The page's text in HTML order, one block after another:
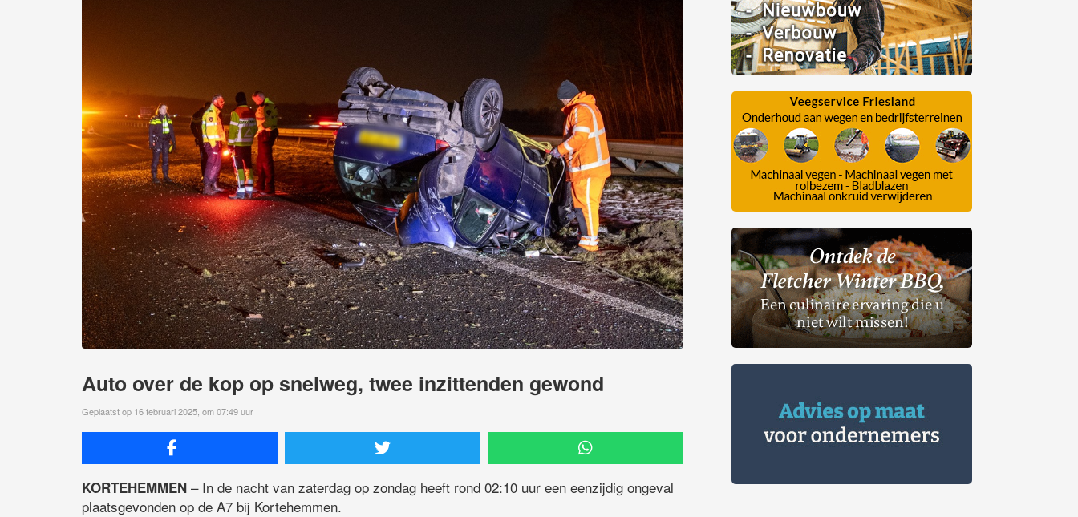
Auto over de kop op snelweg, twee inzittenden gewond
Geplaatst op 16 februari 2025, om 07:49 uur
KORTEHEMMEN – In de nacht van zaterdag op zondag heeft rond 02:10 uur een eenzijdig ongeval
plaatsgevonden op de A7 bij Kortehemmen.